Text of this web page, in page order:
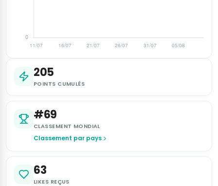
205
POINTS CUMULÉS
#69
CLASSEMENT MONDIAL
Classement par pays
63
LIKES REÇUS